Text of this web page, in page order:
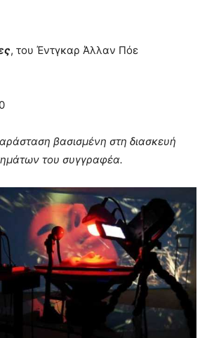
, του Έντγκαρ Άλλαν Πόε
βασισμένη στη διασκευή
του συγγραφέα.